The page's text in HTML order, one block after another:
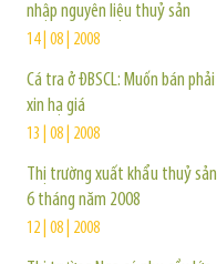
nhập nguyên liệu thuỷ sản
14 | 08 | 2008
Cá tra ở ĐBSCL: Muốn bán phải
xin hạ giá
13 | 08 | 2008
Thị trường xuất khẩu thuỷ sản
6 tháng năm 2008
12 | 08 | 2008